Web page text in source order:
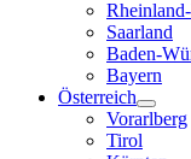
Saarland
Baden-
Bayern
Österreich
Vorarlberg
Tirol